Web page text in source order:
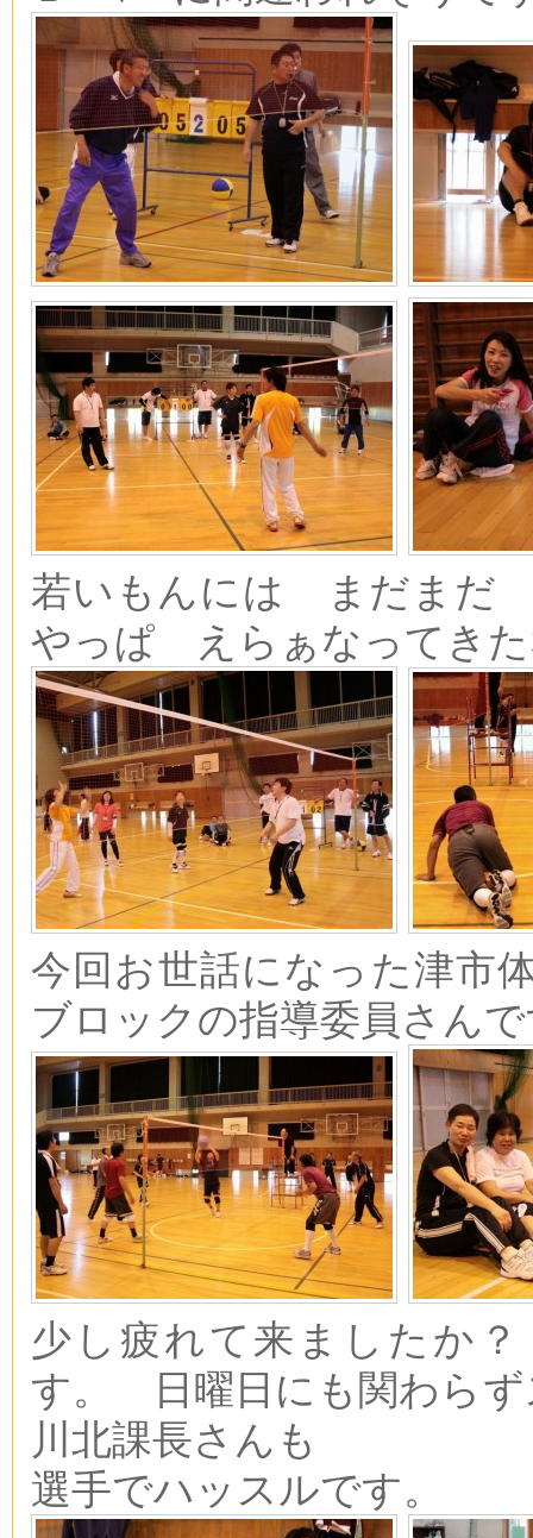
若いもんには まだまだ
やっぱ えらぁなってきた
今回お世話になった津市
ブロックの指導委員さん
少し疲れて来ましたか
す。 日曜日にも関わらず
川北課長さんも
選手でハッスルです。